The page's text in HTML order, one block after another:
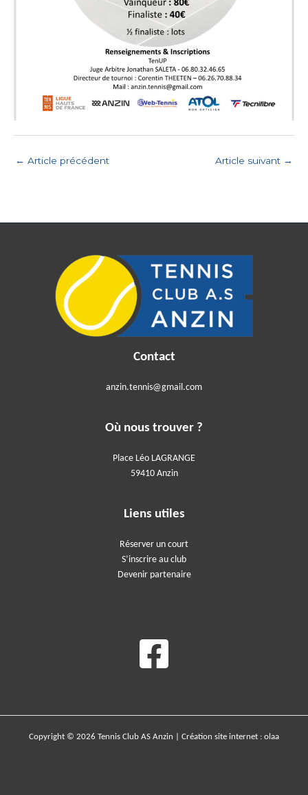
← Article précédent Article suivant →
Contact
anzin.tennis@gmail.com
Où nous trouver ?
Place Léo LAGRANGE
59410 Anzin
Liens utiles
Réserver un court
S’inscrire au club
Devenir partenaire
Copyright © 2026 Tennis Club AS Anzin | Création site internet : olaa